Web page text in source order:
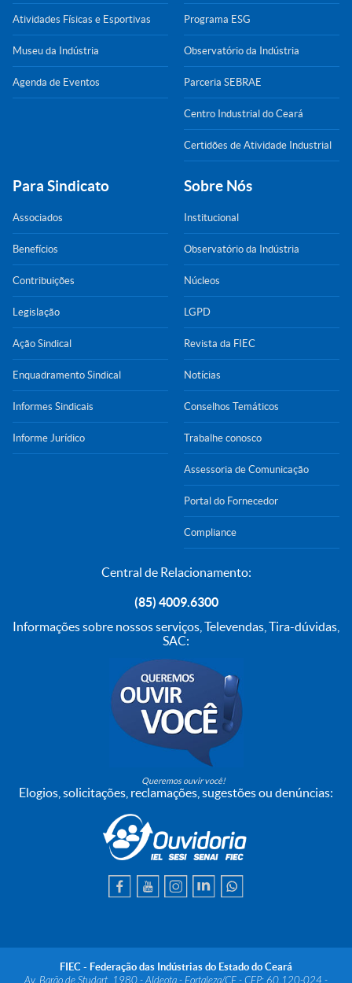
Atividades Físicas e Esportivas
Museu da Indústria
Agenda de Eventos
Programa ESG
Observatório da Indústria
Parceria SEBRAE
Centro Industrial do Ceará
Certidões de Atividade Industrial
Para Sindicato
Associados
Benefícios
Contribuições
Legislação
Ação Sindical
Enquadramento Sindical
Informes Sindicais
Informe Jurídico
Sobre Nós
Institucional
Observatório da Indústria
Núcleos
LGPD
Revista da FIEC
Notícias
Conselhos Temáticos
Trabalhe conosco
Assessoria de Comunicação
Portal do Fornecedor
Compliance
Central de Relacionamento:
(85) 4009.6300
Informações sobre nossos serviços, Televendas, Tira-dúvidas,
SAC:
Queremos ouvir você!
Elogios, solicitações, reclamações, sugestões ou denúncias:
FIEC - Federação das Indústrias do Estado do Ceará